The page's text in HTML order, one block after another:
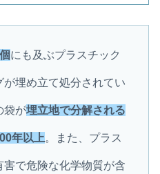
にも及ぶプラスチック
埋め立て処分されてい
袋が埋立地で分解される
年以上。また、プラス
で危険な化学物質が含